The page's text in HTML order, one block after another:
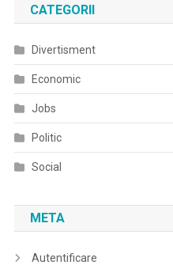
CATEGORII
Divertisment
Economic
Jobs
Politic
Social
META
Autentificare